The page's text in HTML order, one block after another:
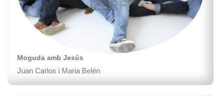
Moguda amb Jesús
Juan Carlos i Maria Belén